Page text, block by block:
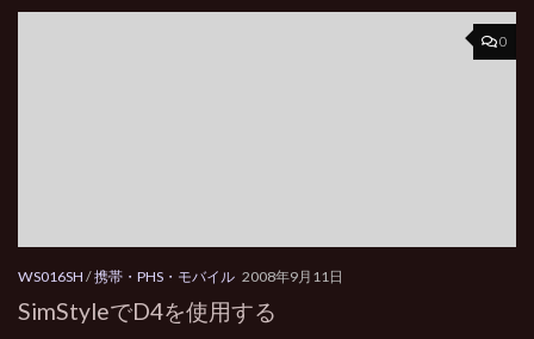
0
WS016SH /携帯・PHS・モバイル 2008年9月11日
SimStyleでD4を使用する